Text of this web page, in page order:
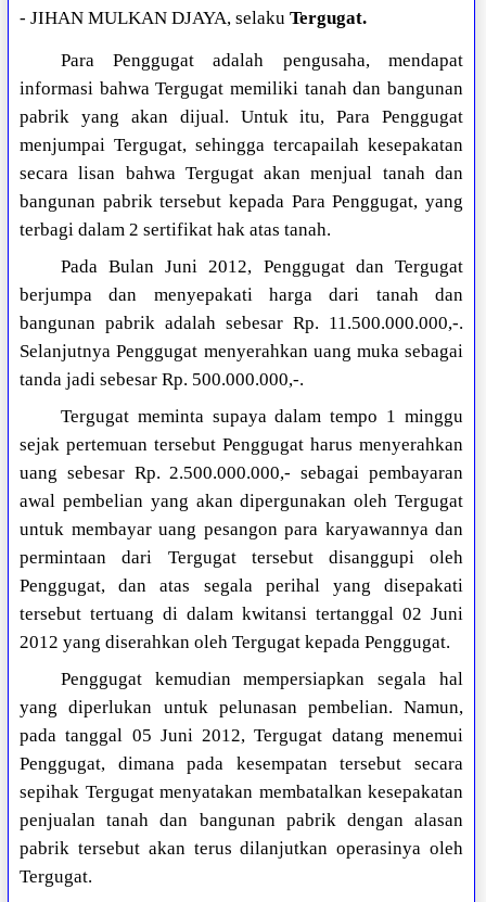
- JIHAN MULKAN DJAYA, selakuTergugat.
Para Penggugat adalah pengusaha, mendapat
informasi bahwa Tergugat memiliki tanah dan bangunan
pabrik yang akan dijual. Untuk itu, Para Penggugat
menjumpai Tergugat, sehingga tercapailah kesepakatan
secara lisan bahwa Tergugat akan menjual tanah dan
bangunan pabrik tersebut kepada Para Penggugat, yang
terbagi dalam 2 sertifikat hak atas tanah.
Pada Bulan Juni 2012, Penggugat dan Tergugat
berjumpa dan menyepakati harga dari tanah dan
bangunan pabrik adalah sebesar Rp. 11.500.000.000,-.
Selanjutnya Penggugat menyerahkan uang muka sebagai
tanda jadi sebesar Rp. 500.000.000,-.
Tergugat meminta supaya dalam tempo 1 minggu
sejak pertemuan tersebut Penggugat harus menyerahkan
uang sebesar Rp. 2.500.000.000,- sebagai pembayaran
awal pembelian yang akan dipergunakan oleh Tergugat
untuk membayar uang pesangon para karyawannya dan
permintaan dari Tergugat tersebut disanggupi oleh
Penggugat, dan atas segala perihal yang disepakati
tersebut tertuang di dalam kwitansi tertanggal 02 Juni
2012 yang diserahkan oleh Tergugat kepada Penggugat.
Penggugat kemudian mempersiapkan segala hal
yang diperlukan untuk pelunasan pembelian. Namun,
pada tanggal 05 Juni 2012, Tergugat datang menemui
Penggugat, dimana pada kesempatan tersebut secara
sepihak Tergugat menyatakan membatalkan kesepakatan
penjualan tanah dan bangunan pabrik dengan alasan
pabrik tersebut akan terus dilanjutkan operasinya oleh
Tergugat.